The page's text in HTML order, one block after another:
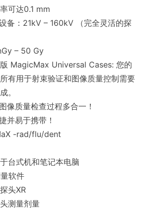
可达0.1 mm
备：21kV – 160kV （完全灵活的探
– 50 Gy
MagicMax Universal Cases: 您的
有用于射束验证和图像质量控制需要
。
像质量检查过程多合一！
并易于携带！
-rad/flu/dent
台式机和笔记本电脑
软件
头XR
测量剂量